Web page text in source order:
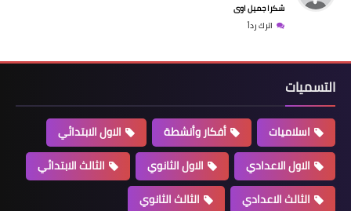
شكرا جميل اوى
اترك رداً
التسميات
اسلاميات أفكار وأنشطة
الاول الابتدائي
الاول الاعدادي
الاول الثانوي
الثالث الابتدائي
الثالث الاعدادي
الثالث الثانوي